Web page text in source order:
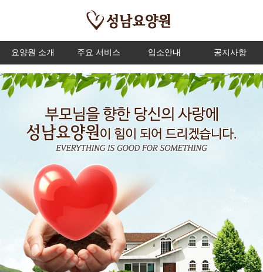
요양원 소개 주요 서비스 입소안내 공지사항